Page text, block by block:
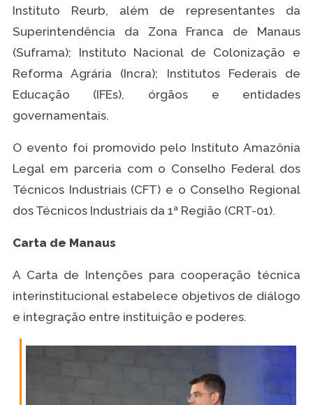
Instituto Reurb, além de representantes da
Superintendência da Zona Franca de Manaus
(Suframa); Instituto Nacional de Colonização e
Reforma Agrária (Incra); Institutos Federais de
Educação (IFEs), órgãos e entidades
governamentais.
O evento foi promovido pelo Instituto Amazônia
Legal em parceria com o Conselho Federal dos
Técnicos Industriais (CFT) e o Conselho Regional
dos Técnicos Industriais da 1ª Região (CRT-01).
Carta de Manaus
A Carta de Intenções para cooperação técnica
interinstitucional estabelece objetivos de diálogo
e integração entre instituição e poderes.